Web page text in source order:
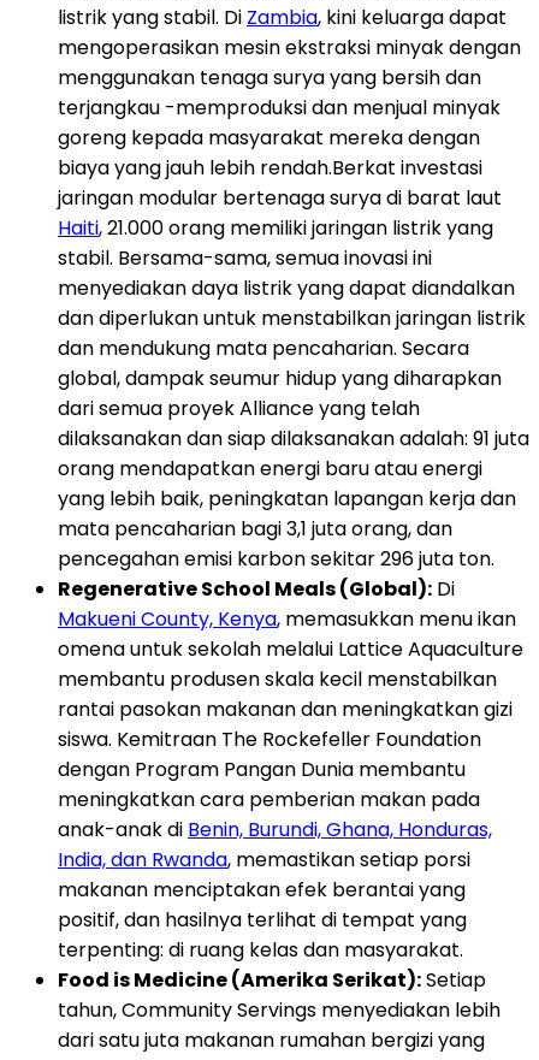
listrik yang stabil. Di Zambia, kini keluarga dapat
mengoperasikan mesin ekstraksi minyak dengan
menggunakan tenaga surya yang bersih dan
terjangkau -memproduksi dan menjual minyak
goreng kepada masyarakat mereka dengan
biaya yang jauh lebih rendah.Berkat investasi
jaringan modular bertenaga surya di barat laut
Haiti, 21.000 orang memiliki jaringan listrik yang
stabil. Bersama-sama, semua inovasi ini
menyediakan daya listrik yang dapat diandalkan
dan diperlukan untuk menstabilkan jaringan listrik
dan mendukung mata pencaharian. Secara
global, dampak seumur hidup yang diharapkan
dari semua proyek Alliance yang telah
dilaksanakan dan siap dilaksanakan adalah: 91 juta
orang mendapatkan energi baru atau energi
yang lebih baik, peningkatan lapangan kerja dan
mata pencaharian bagi 3,1 juta orang, dan
pencegahan emisi karbon sekitar 296 juta ton.
Regenerative School Meals (Global): Di
Makueni County, Kenya, memasukkan menu ikan
omena untuk sekolah melalui Lattice Aquaculture
membantu produsen skala kecil menstabilkan
rantai pasokan makanan dan meningkatkan gizi
siswa. Kemitraan The Rockefeller Foundation
dengan Program Pangan Dunia membantu
meningkatkan cara pemberian makan pada
anak-anak di Benin, Burundi, Ghana, Honduras,
India, dan Rwanda, memastikan setiap porsi
makanan menciptakan efek berantai yang
positif, dan hasilnya terlihat di tempat yang
terpenting: di ruang kelas dan masyarakat.
Food is Medicine (Amerika Serikat):Setiap
tahun, Community Servings menyediakan lebih
dari satu juta makanan rumahan bergizi yang